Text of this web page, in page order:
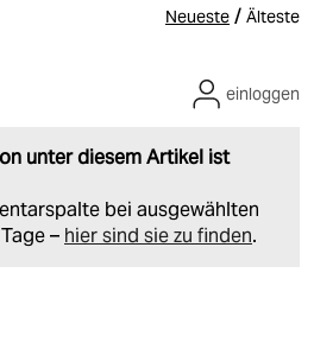
Neueste / Älteste
unter diesem Artikel ist
bei ausgewählten
– hier sind sie zu finden.
einloggen